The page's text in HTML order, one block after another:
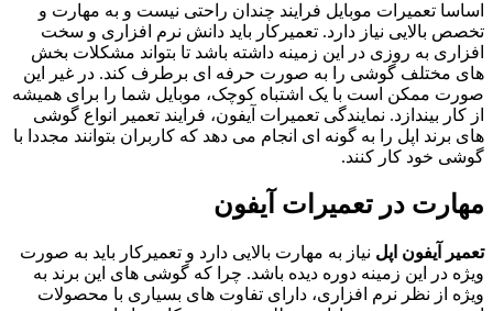
اساسا تعمیرات موبایل فرایند چندان راحتی نیست و به مهارت و
تخصص بالایی نیاز دارد. تعمیرکار باید دانش نرم افزاری و سخت
افزاری به روزی در این زمینه داشته باشد تا بتواند مشکلات بخش
های مختلف گوشی را به صورت حرفه ای برطرف کند. در غیر این
صورت ممکن است با یک اشتباه کوچک، موبایل شما را برای همیشه
از کار بیندازد. نمایندگی تعمیرات آیفون، فرایند تعمیر انواع گوشی
های برند اپل را به گونه ای انجام می دهد که کاربران بتوانند مجددا با
گوشی خود کار کنند.
مهارت در تعمیرات آیفون
تعمیر آیفون اپل نیاز به مهارت بالایی دارد و تعمیرکار باید به صورت
ویژه در این زمینه دوره دیده باشد. چرا که گوشی های این برند به
ویژه از نظر نرم افزاری، دارای تفاوت های بسیاری با محصولات